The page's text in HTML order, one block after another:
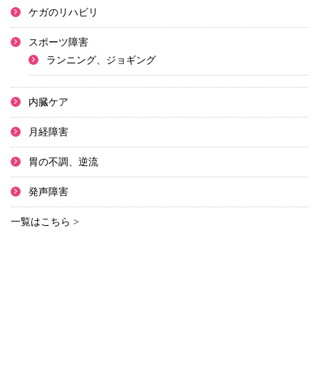
ケガのリハビリ
スポーツ障害
ランニング、ジョギング
内臓ケア
月経障害
胃の不調、逆流
発声障害
一覧はこちら >